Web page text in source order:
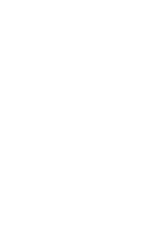
doen om te verbeteren!